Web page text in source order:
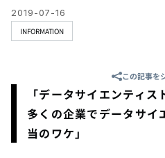
お問い合わせ
イベント
PAPER
OTHERS
新卒採用
中途採用
社員インタビュー
働く環境
数字で見るARISE analytics
INFORMATION
2019-07-16
この記事を
「データサイエンティ
多くの企業でデータサイ
当のワケ」